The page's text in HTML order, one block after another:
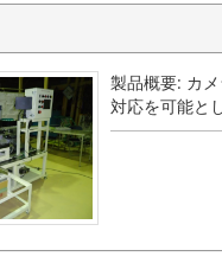
製品概要: カ
対応を可能と